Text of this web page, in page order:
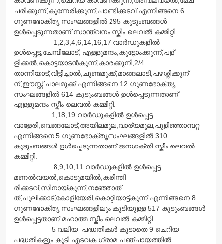
ചരിക്കുന്ന്,കുന്നേരിക്കുന്ന്,പാണ്ടിക്കടവ് എന്നിങ്ങനെ 6
ഗുണഭോക്തൃ സംഘങ്ങളില്‍ 295 കുടുംബങ്ങള്‍
ഉള്‍പ്പെടുന്നതാണ് സാന്ത്വനം സ്കീം ലെവല്‍ കമ്മിറ്റി.
1,2,3,4,6,14,16,17 വാര്‍ഡുകളില്‍
ഉള്‍പ്പെട്ട,ചേമ്പിലോട്, എള്ളുമന്ദം,കുട്ടോംക്കുന്ന്,പള്
ളിക്കല്‍,കൊട്ടയാടന്‍കുന്ന്,കാരക്കുനി,2/4
താന്നിയാട്,വീട്ടിച്ചാല്‍,ചുണ്ടമുക്ക്,മാങ്ങലാടി,പഴശ്ശിക്കുന്
ന്,ഈസ്റ്റ് പാലമുക്ക് എന്നിങ്ങനെ 12 ഗുണഭോക്തൃ
സംഘങ്ങളില്‍ 614 കുടുംബങ്ങള്‍ ഉള്‍പ്പെടുന്നതാണ്
എള്ളുമന്ദം സ്കീം ലെവല്‍ കമ്മിറ്റി.
1,18,19 വാര്‍ഡുകളില്‍ ഉള്‍പ്പെട്ട
വാളേരി,വെങ്ങലോട്,അയിലമൂല,വാര്യമൂല,പുളിഞ്ഞാമ്പറ്റ
എന്നിങ്ങനെ 5 ഗുണഭോക്തൃസംഘങ്ങളില്‍ 310
കുടുംബങ്ങള്‍ ഉള്‍പ്പെടുന്നതാണ് ജനശക്തി സ്കീം ലെവല്‍
കമ്മിറ്റി.
8,9,10,11 വാര്‍ഡുകളില്‍ ഉള്‍പ്പെട്ട
മണല്‍വയല്‍,കൊടുമയില്‍,കരിന്തി
രിക്കടവ്,സീനായ്കുന്ന്,നഞ്ഞോത്
ത്,പുലിക്കാട്,കോളിയേരി,കൊറ്റിയാട്ട്കുന്ന് എന്നിങ്ങനെ 8
ഗുണഭോക്തൃ സംഘങ്ങളിലും കൂടിയുള്ള 517 കുടുംബങ്ങള്‍
ഉള്‍പ്പെട്ടതാണ് മഹാത്മ സ്കീം ലെവല്‍ കമ്മിറ്റി.
5 വലിയ പദ്ധതികള്‍ കൂടാതെ 9 ചെറിയ
പദ്ധതികളും കൂടി എടവക ഗ്രാമ പഞ്ചായത്തില്‍